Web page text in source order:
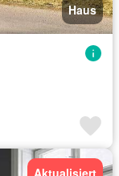
Haus
Aktualisiert